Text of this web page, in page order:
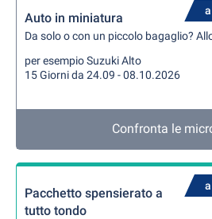
Auto in miniatura
Da solo o con un piccolo bagaglio?
per esempio Suzuki Alto
15 Giorni da 24.09 - 08.10.2026
Confronta le
Pacchetto spensierato a
tutto tondo